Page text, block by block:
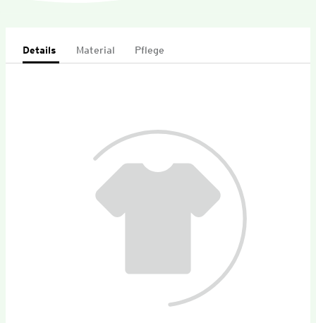
Details Material Pflege